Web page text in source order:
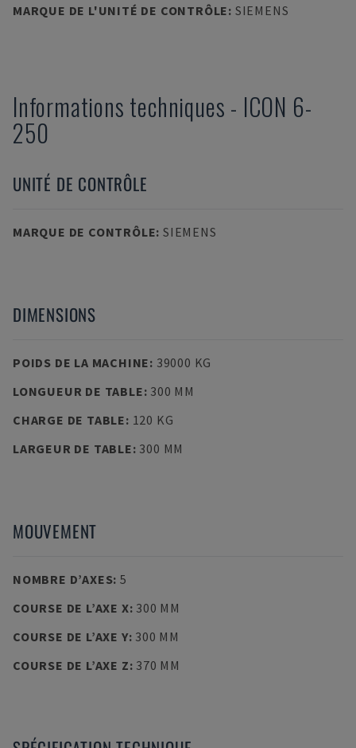
MARQUE DE L'UNITÉ DE CONTRÔLE: SIEMENS
Informations techniques - ICON 6-
250
UNITÉ DE CONTRÔLE
MARQUE DE CONTRÔLE: SIEMENS
DIMENSIONS
POIDS DE LA MACHINE: 39000 KG
LONGUEUR DE TABLE: 300 MM
CHARGE DE TABLE: 120 KG
LARGEUR DE TABLE: 300 MM
MOUVEMENT
NOMBRE D’AXES: 5
COURSE DE L’AXE X: 300 MM
COURSE DE L’AXE Y: 300 MM
COURSE DE L’AXE Z: 370 MM